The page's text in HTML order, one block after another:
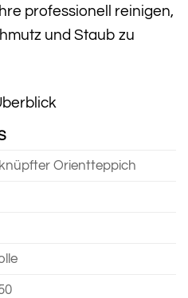
professionell reinigen,
und Staub zu
Orientteppich